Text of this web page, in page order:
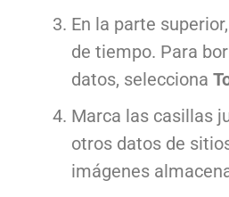
En la parte
de tiempo. Para
datos, selecciona
Marca las casillas
otros datos de
imágenes